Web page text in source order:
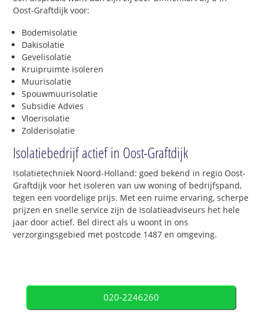
Oost-Graftdijk voor:
Bodemisolatie
Dakisolatie
Gevelisolatie
Kruipruimte isoleren
Muurisolatie
Spouwmuurisolatie
Subsidie Advies
Vloerisolatie
Zolderisolatie
Isolatiebedrijf actief in Oost-Graftdijk
Isolatietechniek Noord-Holland: goed bekend in regio Oost-
Graftdijk voor het isoleren van uw woning of bedrijfspand,
tegen een voordelige prijs. Met een ruime ervaring, scherpe
prijzen en snelle service zijn de isolatieadviseurs het hele
jaar door actief. Bel direct als u woont in ons
verzorgingsgebied met postcode 1487 en omgeving.
020-2246260